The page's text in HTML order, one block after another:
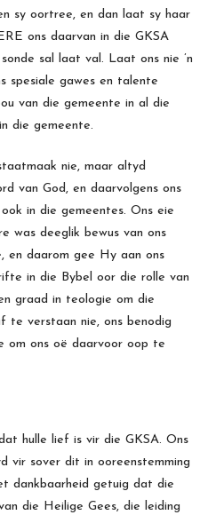
sy oortree, en dan laat sy haar
ons daarvan in die GKSA
sal laat val. Laat ons nie ’n
spesiale gawes en talente
van die gemeente in al die
die gemeente.
nie, maar altyd
van God, en daarvolgens ons
in die gemeentes. Ons eie
was deeglik bewus van ons
en daarom gee Hy aan ons
in die Bybel oor die rolle van
graad in teologie om die
te verstaan nie, ons benodig
om ons oë daarvoor oop te
hulle lief is vir die GKSA. Ons
vir sover dit in ooreenstemming
dankbaarheid getuig dat die
die Heilige Gees, die leiding